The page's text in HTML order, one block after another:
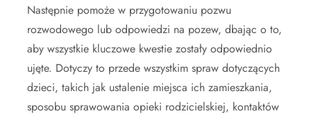
Następnie pomoże w przygotowaniu pozwu
rozwodowego lub odpowiedzi na pozew, dbając o to,
aby wszystkie kluczowe kwestie zostały odpowiednio
ujęte. Dotyczy to przede wszystkim spraw dotyczących
dzieci, takich jak ustalenie miejsca ich zamieszkania,
sposobu sprawowania opieki rodzicielskiej, kontaktów